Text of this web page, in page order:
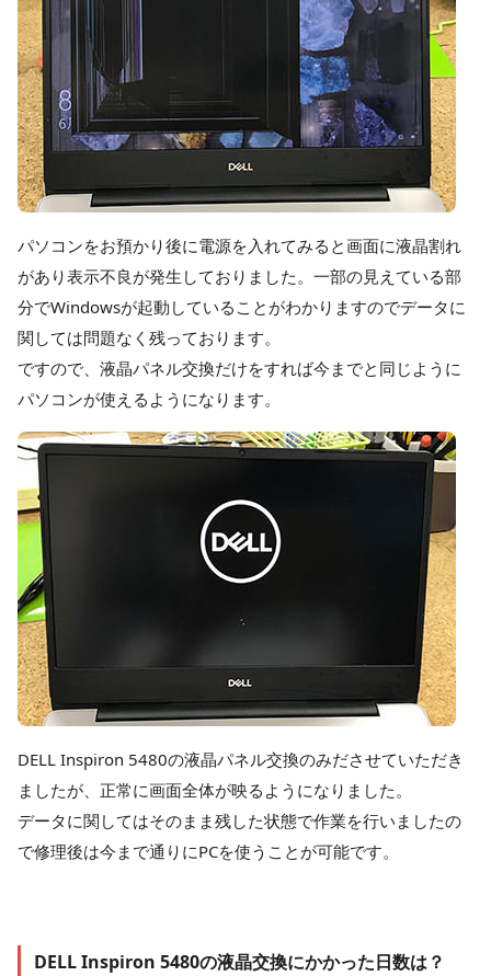
パソコンをお預かり後に電源を入れてみると画面に液晶割れ
があり表示不良が発生しておりました。一部の見えている部
分でWindowsが起動していることがわかりますのでデータに
関しては問題なく残っております。
ですので、液晶パネル交換だけをすれば今までと同じように
パソコンが使えるようになります。
DELL Inspiron 5480の液晶パネル交換のみださせていただき
ましたが、正常に画面全体が映るようになりました。
データに関してはそのまま残した状態で作業を行いましたの
で修理後は今まで通りにPCを使うことが可能です。
DELL Inspiron 5480の液晶交換にかかった日数は？